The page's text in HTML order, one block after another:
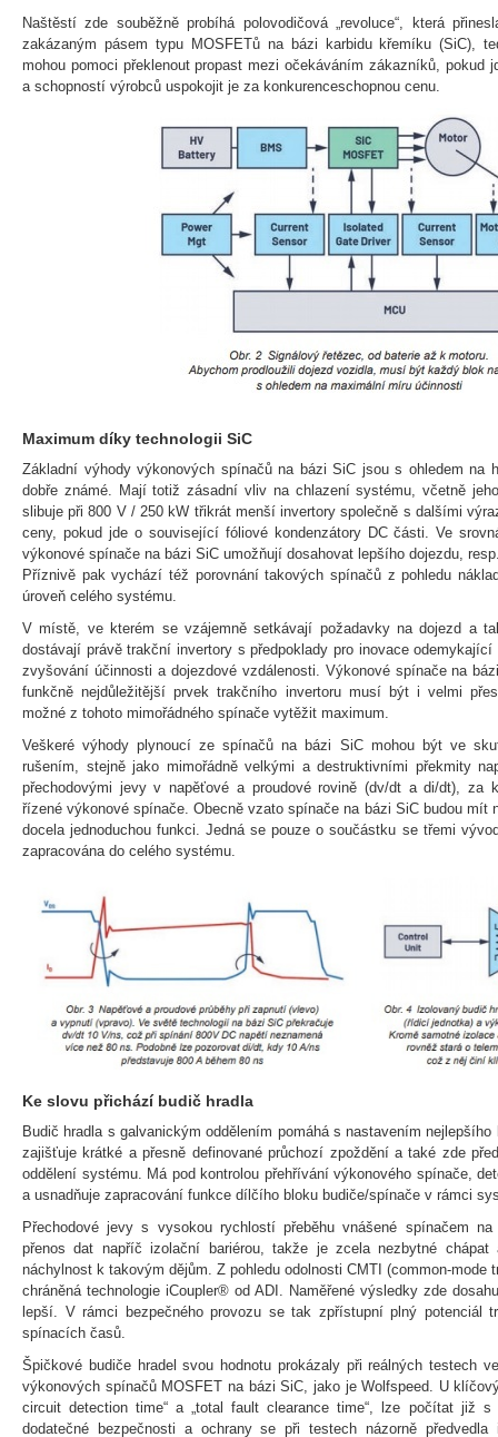
Naštěstí zde souběžně probíhá polovodičová „revoluce“, která
zakázaným pásem typu MOSFETů na bázi karbidu křemíku (SiC),
mohou pomoci překlenout propast mezi očekáváním zákazníků, pokud
a schopností výrobců uspokojit je za konkurenceschopnou cenu.
Maximum díky technologii SiC
Základní výhody výkonových spínačů na bázi SiC jsou s ohledem na
dobře známé. Mají totiž zásadní vliv na chlazení systému, včetně
slibuje při 800 V / 250 kW třikrát menší invertory společně s dalšími
ceny, pokud jde o související fóliové kondenzátory DC části. Ve
výkonové spínače na bázi SiC umožňují dosahovat lepšího dojezdu,
Příznivě pak vychází též porovnání takových spínačů z pohledu
úroveň celého systému.
V místě, ve kterém se vzájemně setkávají požadavky na dojezd a
dostávají právě trakční invertory s předpoklady pro inovace
zvyšování účinnosti a dojezdové vzdálenosti. Výkonové spínače na
funkčně nejdůležitější prvek trakčního invertoru musí být i velmi
možné z tohoto mimořádného spínače vytěžit maximum.
Veškeré výhody plynoucí ze spínačů na bázi SiC mohou být ve
rušením, stejně jako mimořádně velkými a destruktivními překmity
přechodovými jevy v napěťové a proudové rovině (dv/dt a di/dt), za
řízené výkonové spínače. Obecně vzato spínače na bázi SiC budou mít
docela jednoduchou funkci. Jedná se pouze o součástku se třemi
zapracována do celého systému.
Ke slovu přichází budič hradla
Budič hradla s galvanickým oddělením pomáhá s nastavením
zajišťuje krátké a přesně definované průchozí zpoždění a také zde
oddělení systému. Má pod kontrolou přehřívání výkonového spínače,
a usnadňuje zapracování funkce dílčího bloku budiče/spínače v rámci
Přechodové jevy s vysokou rychlostí přeběhu vnášené spínačem
přenos dat napříč izolační bariérou, takže je zcela nezbytné
náchylnost k takovým dějům. Z pohledu odolnosti CMTI (common-mode
chráněná technologie iCoupler® od ADI. Naměřené výsledky zde
lepší. V rámci bezpečného provozu se tak zpřístupní plný potenciál
spínacích časů.
Špičkové budiče hradel svou hodnotu prokázaly při reálných testech
výkonových spínačů MOSFET na bázi SiC, jako je Wolfspeed. U
circuit detection time“ a „total fault clearance time“, lze počítat již
dodatečné bezpečnosti a ochrany se při testech názorně předvedla